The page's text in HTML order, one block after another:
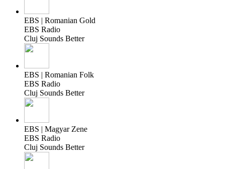
EBS | Romanian Gold
EBS Radio
Cluj Sounds Better
EBS | Romanian Folk
EBS Radio
Cluj Sounds Better
EBS | Magyar Zene
EBS Radio
Cluj Sounds Better